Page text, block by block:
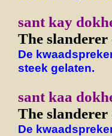
sant kay
The slanderer
De
steek gelaten.
sant kaa
The
De